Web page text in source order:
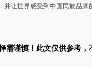
让世界感受到中国民族品牌
需谨慎！此文仅供参考，